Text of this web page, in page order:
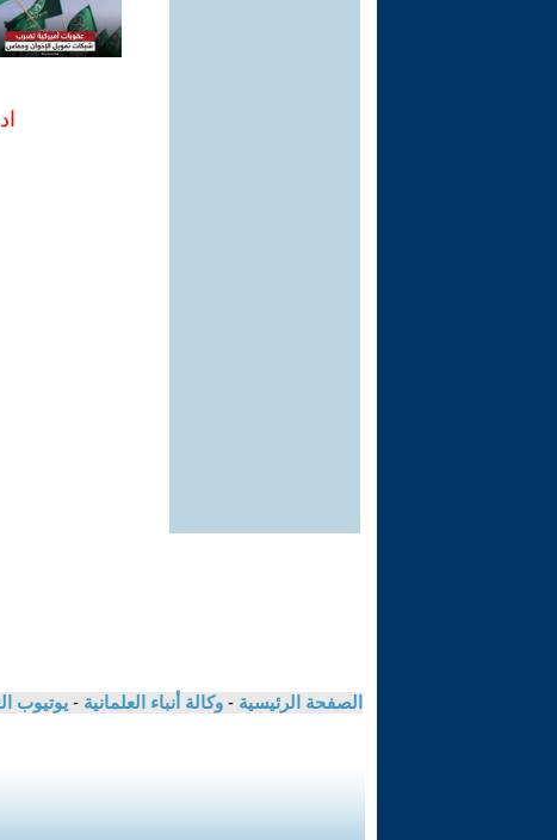
الصفحة الرئيسية - وكالة أنباء العلمانية - يوتيوب